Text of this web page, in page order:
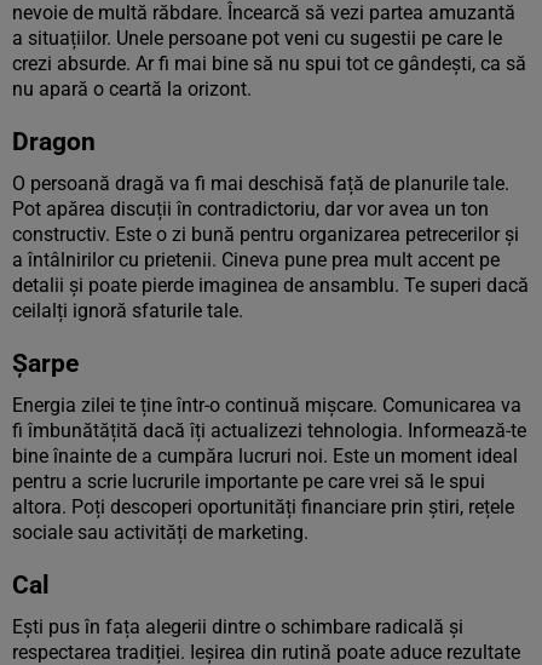
nevoie de multă răbdare. Încearcă să vezi partea amuzantă
a situațiilor. Unele persoane pot veni cu sugestii pe care le
crezi absurde. Ar fi mai bine să nu spui tot ce gândești, ca să
nu apară o ceartă la orizont.
Dragon
O persoană dragă va fi mai deschisă față de planurile tale.
Pot apărea discuții în contradictoriu, dar vor avea un ton
constructiv. Este o zi bună pentru organizarea petrecerilor și
a întâlnirilor cu prietenii. Cineva pune prea mult accent pe
detalii și poate pierde imaginea de ansamblu. Te superi dacă
ceilalți ignoră sfaturile tale.
Șarpe
Energia zilei te ține într-o continuă mișcare. Comunicarea va
fi îmbunătățită dacă îți actualizezi tehnologia. Informează-te
bine înainte de a cumpăra lucruri noi. Este un moment ideal
pentru a scrie lucrurile importante pe care vrei să le spui
altora. Poți descoperi oportunități financiare prin știri, rețele
sociale sau activități de marketing.
Cal
Ești pus în fața alegerii dintre o schimbare radicală și
respectarea tradiției. Ieșirea din rutină poate aduce rezultate